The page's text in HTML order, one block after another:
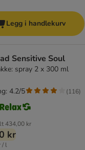
Legg i handlekurv
Sensitive Soul
spray 2 x 300 ml
434,00 kr
kr
/ l
4.2/5 (116)